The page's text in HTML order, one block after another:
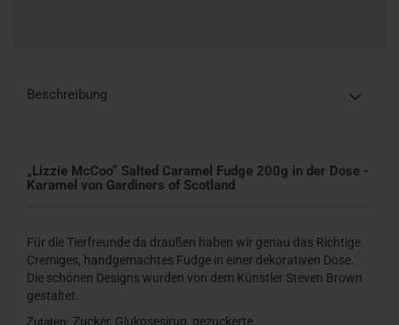
Beschreibung
„Lizzie McCoo“ Salted Caramel Fudge 200g in der Dose -
Karamel von Gardiners of Scotland
Für die Tierfreunde da draußen haben wir genau das Richtige.
Cremiges, handgemachtes Fudge in einer dekorativen Dose.
Die schönen Designs wurden von dem Künstler Steven Brown
gestaltet.
Zutaten: Zucker, Glukosesirup, gezuckerte